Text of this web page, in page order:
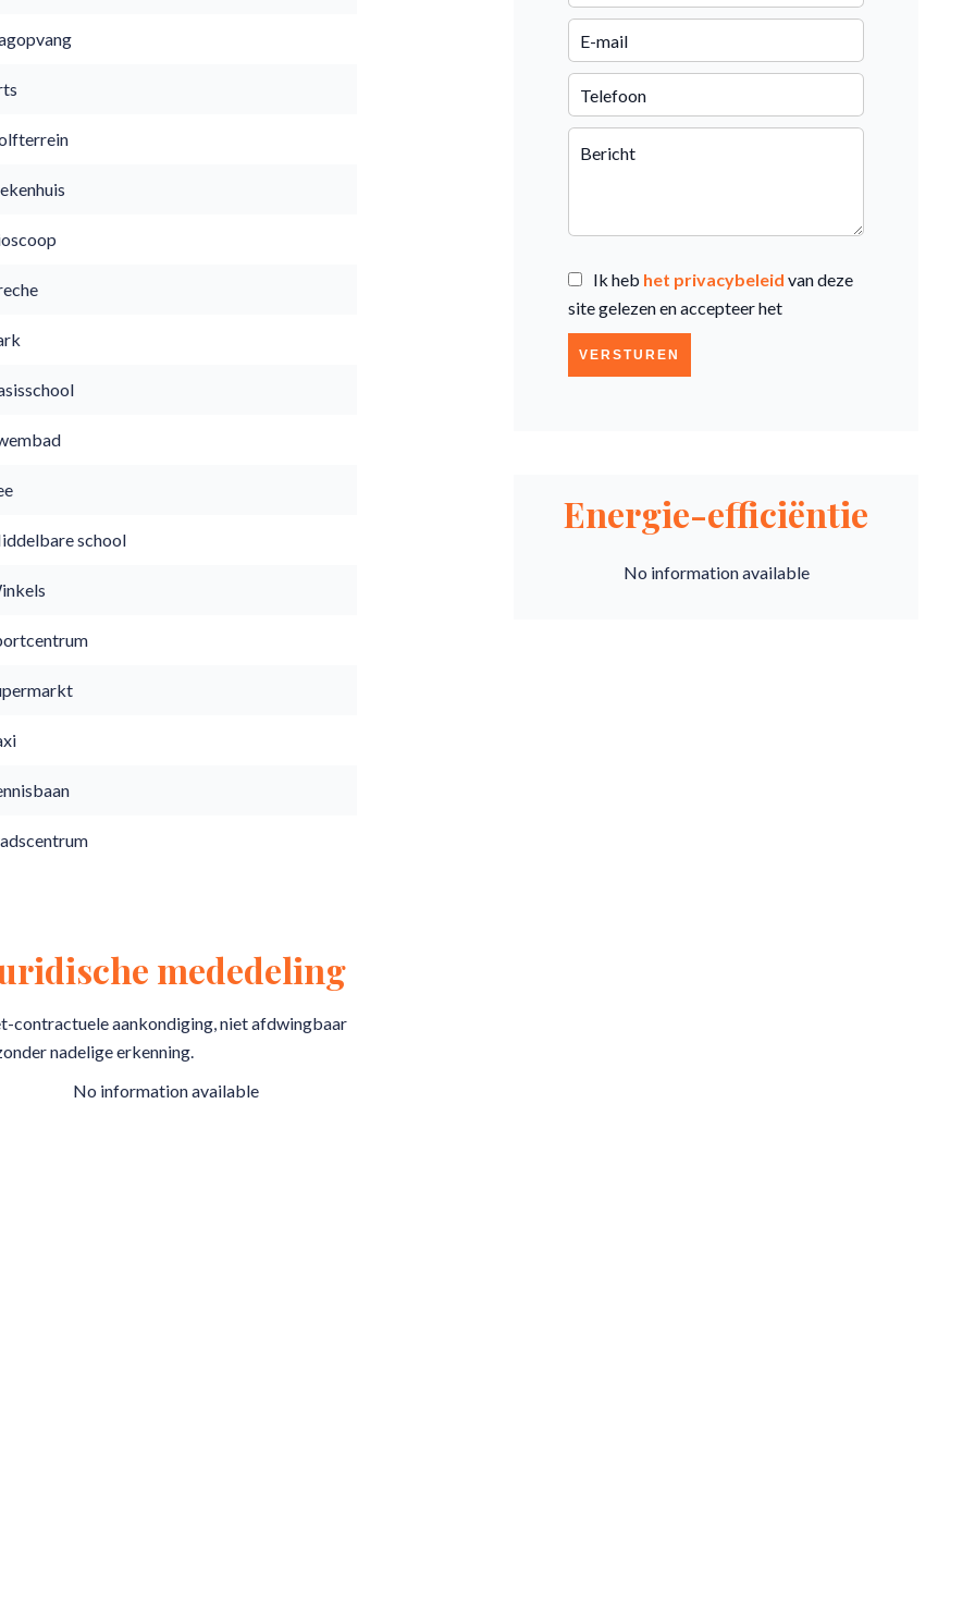
school
mededeling
contractuele aankondiging, niet afdwingbaar
nadelige erkenning.
No information available
Ik heb het privacybeleid van deze
site gelezen en accepteer het
VERSTUREN
Energie-efficiëntie
No information available